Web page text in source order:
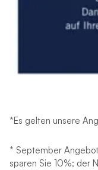
*Es gelten unsere
* September
sparen Sie 10%; der